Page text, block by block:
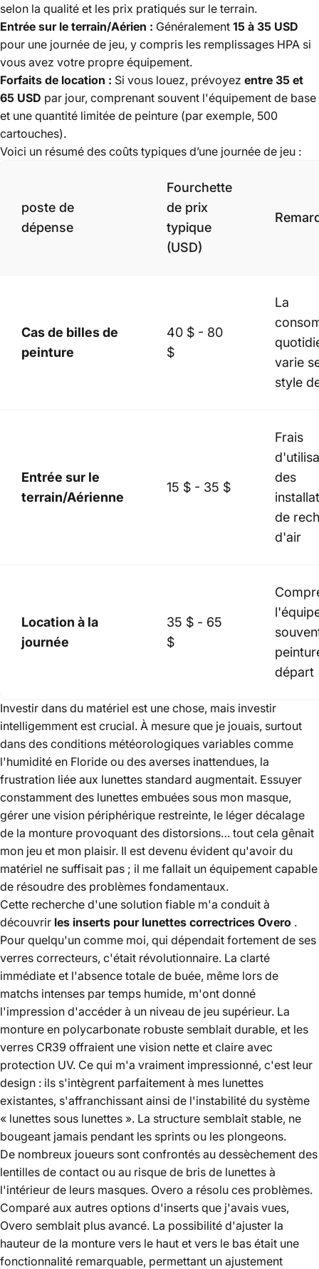
selon la qualité et les prix pratiqués sur le terrain.
Entrée sur le terrain/Aérien : Généralement 15 à 35 USD
pour une journée de jeu, y compris les remplissages HPA si
vous avez votre propre équipement.
Forfaits de location : Si vous louez, prévoyez entre 35 et
65 USD par jour, comprenant souvent l'équipement de base
et une quantité limitée de peinture (par exemple, 500
cartouches).
Voici un résumé des coûts typiques d’une journée de jeu :
poste de
dépense
Fourchette
de prix
typique
(USD)
Cas de billes de
peinture
40 $ - 80
$
La
varie
style
Entrée sur le
terrain/Aérienne
15 $ - 35 $
Frais
des
de
d'air
Location à la
journée
35 $ ​​- 65
$
départ
Investir dans du matériel est une chose, mais investir
intelligemment est crucial. À mesure que je jouais, surtout
dans des conditions météorologiques variables comme
l'humidité en Floride ou des averses inattendues, la
frustration liée aux lunettes standard augmentait. Essuyer
constamment des lunettes embuées sous mon masque,
gérer une vision périphérique restreinte, le léger décalage
de la monture provoquant des distorsions… tout cela gênait
mon jeu et mon plaisir. Il est devenu évident qu'avoir du
matériel ne suffisait pas ; il me fallait un équipement capable
de résoudre des problèmes fondamentaux.
Cette recherche d'une solution fiable m'a conduit à
découvrir les inserts pour lunettes correctrices Overo .
Pour quelqu'un comme moi, qui dépendait fortement de ses
verres correcteurs, c'était révolutionnaire. La clarté
immédiate et l'absence totale de buée, même lors de
matchs intenses par temps humide, m'ont donné
l'impression d'accéder à un niveau de jeu supérieur. La
monture en polycarbonate robuste semblait durable, et les
verres CR39 offraient une vision nette et claire avec
protection UV. Ce qui m'a vraiment impressionné, c'est leur
design : ils s'intègrent parfaitement à mes lunettes
existantes, s'affranchissant ainsi de l'instabilité du système
« lunettes sous lunettes ». La structure semblait stable, ne
bougeant jamais pendant les sprints ou les plongeons.
De nombreux joueurs sont confrontés au dessèchement des
lentilles de contact ou au risque de bris de lunettes à
l'intérieur de leurs masques. Overo a résolu ces problèmes.
Comparé aux autres options d'inserts que j'avais vues,
Overo semblait plus avancé. La possibilité d'ajuster la
hauteur de la monture vers le haut et vers le bas était une
fonctionnalité remarquable, permettant un ajustement